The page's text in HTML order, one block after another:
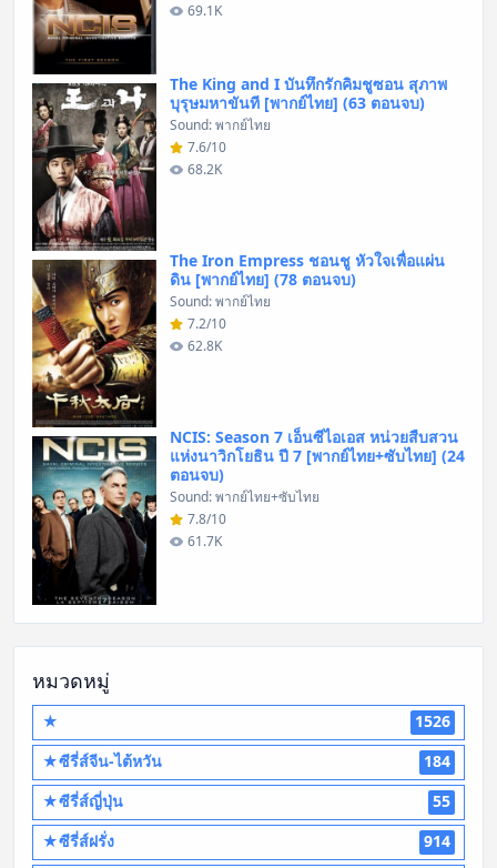
69.1K
The King and I บันทึกรักคิมชูซอน สุภาพ
บุรุษมหาขันที [พากย์ไทย] (63 ตอนจบ)
Sound: พากย์ไทย
7.6/10
68.2K
The Iron Empress ชอนชู หัวใจเพื่อแผ่น
ดิน [พากย์ไทย] (78 ตอนจบ)
Sound: พากย์ไทย
7.2/10
62.8K
NCIS: Season 7 เอ็นซีไอเอส หน่วยสืบสวน
แห่งนาวิกโยธิน ปี 7 [พากย์ไทย+ซับไทย] (24
ตอนจบ)
Sound: พากย์ไทย+ซับไทย
7.8/10
61.7K
หมวดหมู่
★
1526
★ซีรี่ส์จีน-ไต้หวัน
184
★ซีรี่ส์ญี่ปุ่น
55
★ซีรี่ส์ฝรั่ง
914